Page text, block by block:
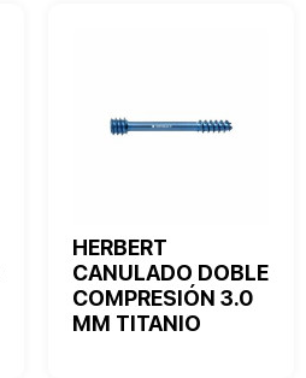
HERBERT
CANULADO DOBLE
COMPRESIÓN 3.0
MM TITANIO